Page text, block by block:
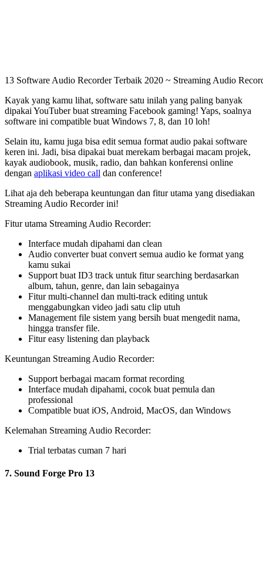
13 Software Audio Recorder Terbaik 2020 ~ Streaming Audio
Kayak yang kamu lihat, software satu inilah yang paling banyak
dipakai YouTuber buat streaming Facebook gaming! Yaps, soalnya
software ini compatible buat Windows 7, 8, dan 10 loh!
Selain itu, kamu juga bisa edit semua format audio pakai software
keren ini. Jadi, bisa dipakai buat merekam berbagai macam projek,
kayak audiobook, musik, radio, dan bahkan konferensi online
dengan aplikasi video call dan conference!
Lihat aja deh beberapa keuntungan dan fitur utama yang disediakan
Streaming Audio Recorder ini!
Fitur utama Streaming Audio Recorder:
Interface mudah dipahami dan clean
Audio converter buat convert semua audio ke format yang
kamu sukai
Support buat ID3 track untuk fitur searching berdasarkan
album, tahun, genre, dan lain sebagainya
Fitur multi-channel dan multi-track editing untuk
menggabungkan video jadi satu clip utuh
Management file sistem yang bersih buat mengedit nama,
hingga transfer file.
Fitur easy listening dan playback
Keuntungan Streaming Audio Recorder:
Support berbagai macam format recording
Interface mudah dipahami, cocok buat pemula dan
professional
Compatible buat iOS, Android, MacOS, dan Windows
Kelemahan Streaming Audio Recorder:
Trial terbatas cuman 7 hari
7. Sound Forge Pro 13